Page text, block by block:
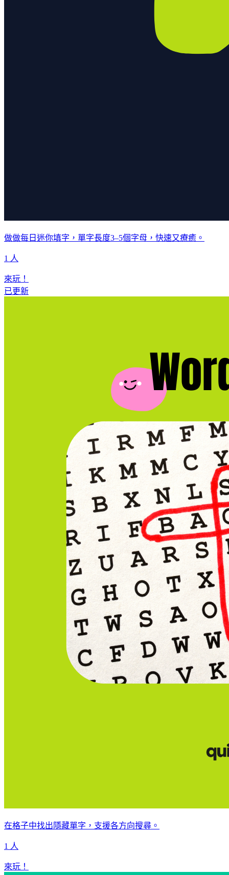
做做每日迷你填字，單字長度3–5個字母，快速又療癒。
1 人
來玩！
已更新
在格子中找出隱藏單字，支援各方向搜尋。
1 人
來玩！